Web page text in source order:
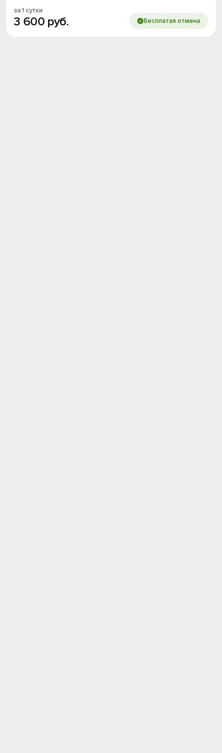
за 1 сутки
3 600 руб. Бесплатая отмена